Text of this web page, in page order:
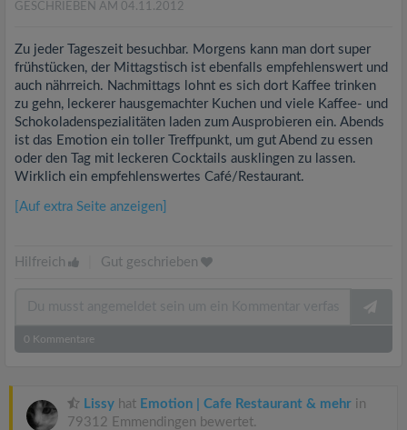
GESCHRIEBEN AM 04.11.2012
Zu jeder Tageszeit besuchbar. Morgens kann man dort super
frühstücken, der Mittagstisch ist ebenfalls empfehlenswert und
auch nährreich. Nachmittags lohnt es sich dort Kaffee trinken
zu gehn, leckerer hausgemachter Kuchen und viele Kaffee- und
Schokoladenspezialitäten laden zum Ausprobieren ein. Abends
ist das Emotion ein toller Treffpunkt, um gut Abend zu essen
oder den Tag mit leckeren Cocktails ausklingen zu lassen.
Wirklich ein empfehlenswertes Café/Restaurant.
[Auf extra Seite anzeigen]
Hilfreich Gut geschrieben
0 Kommentare
Lissy hat Emotion | Cafe Restaurant & mehr in
79312 Emmendingen bewertet.